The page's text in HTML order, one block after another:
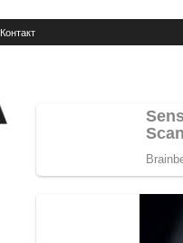
Контакт